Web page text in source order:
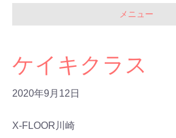
メニュー
ケイキクラス
2020年9月12日
X-FLOOR川崎